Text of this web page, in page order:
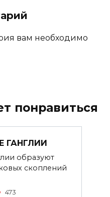
вам необходимо
понравиться
ГАНГЛИИ
образуют
скоплений
473